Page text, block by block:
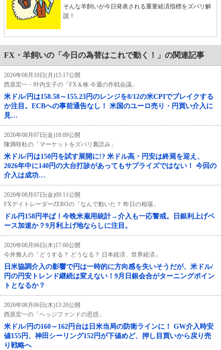
そんな羊飼いが今日発表される重要経済指標をズバリ解
説！
FX・羊飼いの「今日の為替はこれで動く！」の関連記事
2026年08月10日(月)15:17公開
西原宏一・叶内文子の「FX＆株 今週の作戦会議」
米ドル/円は158.58～155.23円のレンジを8/12の米CPIでブレイクする
か注目。ECBへの事前通告なし！ 米国のユーロ売り・円買い介入に
見…
2026年08月07日(金)18:09公開
陳満咲杜の「マーケットをズバリ裏読み」
米ドル/円は150円を試す展開に!? 米ドル高・円安は終焉を迎え、
2026年中に140円の大台打診があってもサプライズではない！ 今回の
介入は成功…
2026年08月07日(金)09:11公開
FXデイトレーダーZEROの「なんで動いた？ 昨日の相場」
ドル円158円半ば！今晩米雇用統計→介入も一応警戒。日銀利上げペ
ース加速か？9月利上げ地ならしに注目。
2026年08月06日(木)17:00公開
今井雅人の「どうする？ どうなる？ 日本経済、世界経済」
日米協調介入の影響で円は一時的に方向感を失いそうだが、米ドル/
円の円安トレンド継続は変えない！9月日銀会合がターニングポイン
トとなるか？
2026年08月06日(木)13:20公開
西原宏一の「ヘッジファンドの思惑」
米ドル/円の160～162円台は日米当局の防衛ラインに！ GW介入時安
値155円、神田シーリング152円が下値めど、押し目買いから戻り売
り戦略へ